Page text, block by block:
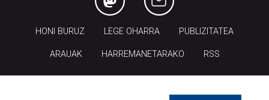
HONI BURUZ LEGE OHARRA PUBLIZITATEA
ARAUAK HARREMANETARAKO RSS